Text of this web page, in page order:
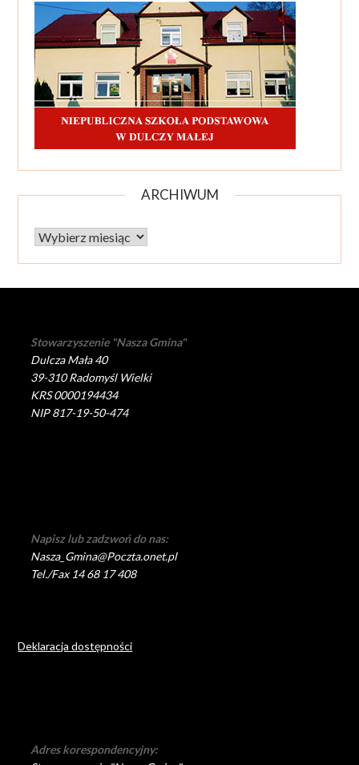
ARCHIWUM
Archiwum
Stowarzyszenie "Nasza Gmina"
Dulcza Mała 40
39-310 Radomyśl Wielki
KRS 0000194434
NIP 817-19-50-474
Napisz lub zadzwoń do nas:
Nasza_Gmina@Poczta.onet.pl
Tel./Fax 14 68 17 408
Deklaracja dostępności
Adres korespondencyjny: